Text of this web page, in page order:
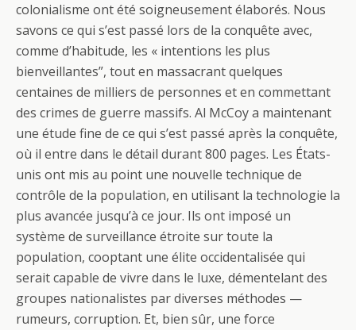
colonialisme ont été soigneusement élaborés. Nous
savons ce qui s’est passé lors de la conquête avec,
comme d’habitude, les « intentions les plus
bienveillantes”, tout en massacrant quelques
centaines de milliers de personnes et en commettant
des crimes de guerre massifs. Al McCoy a maintenant
une étude fine de ce qui s’est passé après la conquête,
où il entre dans le détail durant 800 pages. Les États-
unis ont mis au point une nouvelle technique de
contrôle de la population, en utilisant la technologie la
plus avancée jusqu’à ce jour. Ils ont imposé un
système de surveillance étroite sur toute la
population, cooptant une élite occidentalisée qui
serait capable de vivre dans le luxe, démentelant des
groupes nationalistes par diverses méthodes —
rumeurs, corruption. Et, bien sûr, une force